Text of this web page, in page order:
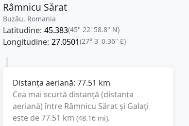
Râmnicu Sărat
Buzău, Romania
Latitudine: 45.383(45° 22' 58.8" N)
Longitudine: 27.0501(27° 3' 0.36" E)
Distanța aeriană: 77.51 km
Cea mai scurtă distanță (distanța
aeriană) între Râmnicu Săratși Galați
este de77.51 km (48.16 mi).